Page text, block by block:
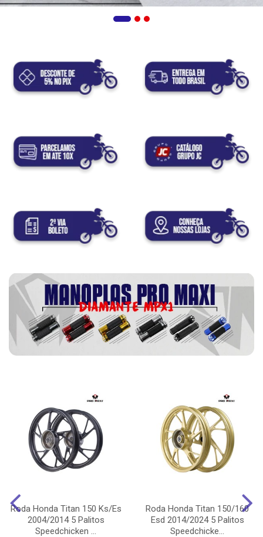
Roda Honda Titan 150 Ks/Es
2004/2014 5 Palitos
Speedchicken ...
Roda Honda Titan 150/160
Esd 2014/2024 5 Palitos
Speedchicke...